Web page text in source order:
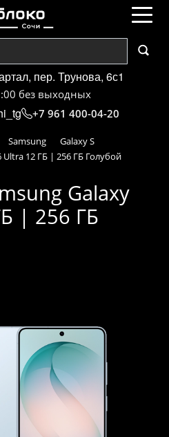
пер. Трунова, 6с1
без выходных
+7 961 400-04-20
Samsung
Galaxy S
12 ГБ | 256 ГБ Голубой
Galaxy
| 256 ГБ